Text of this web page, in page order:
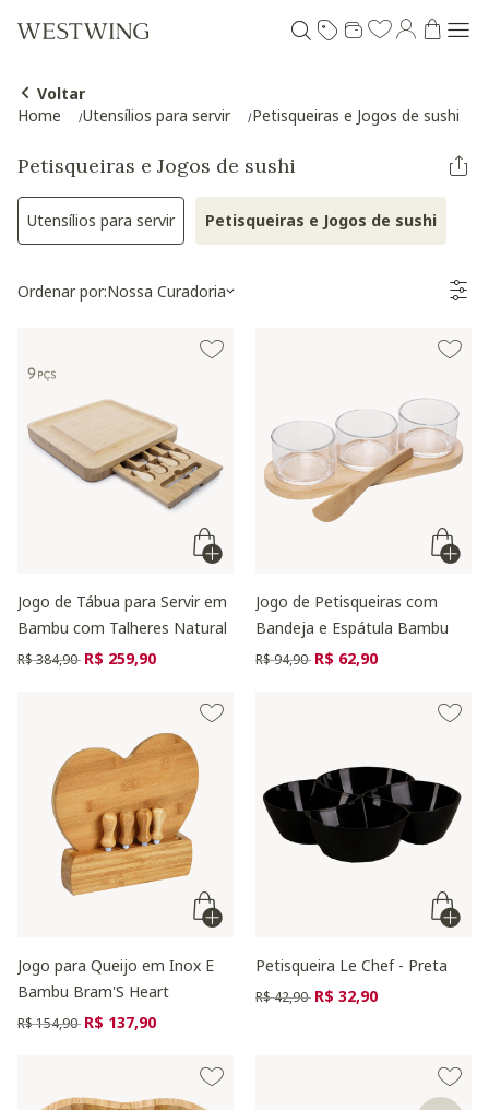
Voltar
Home
Utensílios para servir Petisqueiras e Jogos de sushi
Petisqueiras e Jogos de sushi
Utensílios para servirRefinar por Categoria: Utensílios para servir
Petisqueiras e Jogos de sushi
Selected
Ordenar por:Nossa Curadoria
Jogo de Tábua para Servir em
Bambu com Talheres Natural
Preço reduzido de
R$ 384,90 para
R$ 259,90
Jogo de Petisqueiras com
Bandeja e Espátula Bambu
Preço reduzido de
R$ 94,90 para
R$ 62,90
Jogo para Queijo em Inox E
Bambu Bram'S Heart
Preço reduzido de
R$ 154,90 para
R$ 137,90
Petisqueira Le Chef - Preta
Preço reduzido de
R$ 42,90 para
R$ 32,90